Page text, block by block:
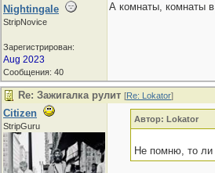
Nightingale
StripNovice
Зарегистрирован:
Aug 2023
Сообщения: 40
А комнаты, комнаты
Re: Зажигалка рулит [Re: Lokator]
Citizen
StripGuru
Автор: Lokator
Не помню, то